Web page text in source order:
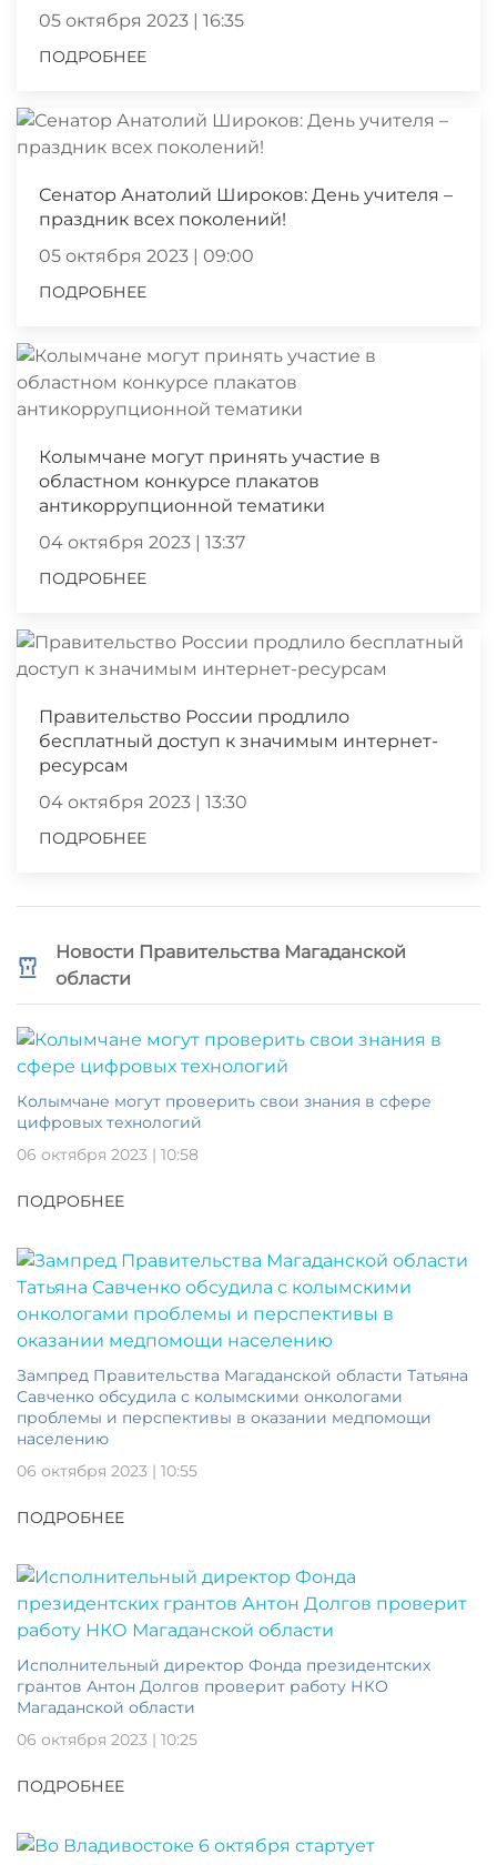
05 октября 2023 | 16:35
ПОДРОБНЕЕ
Сенатор Анатолий Широков: День учителя –
праздник всех поколений!
05 октября 2023 | 09:00
ПОДРОБНЕЕ
Колымчане могут принять участие в
областном конкурсе плакатов
антикоррупционной тематики
04 октября 2023 | 13:37
ПОДРОБНЕЕ
Правительство России продлило
бесплатный доступ к значимым интернет-
ресурсам
04 октября 2023 | 13:30
ПОДРОБНЕЕ
Новости Правительства Магаданской
области
Колымчане могут проверить свои знания в сфере
цифровых технологий
06 октября 2023 | 10:58
ПОДРОБНЕЕ
Зампред Правительства Магаданской области Татьяна
Савченко обсудила с колымскими онкологами
проблемы и перспективы в оказании медпомощи
населению
06 октября 2023 | 10:55
ПОДРОБНЕЕ
Исполнительный директор Фонда президентских
грантов Антон Долгов проверит работу НКО
Магаданской области
06 октября 2023 | 10:25
ПОДРОБНЕЕ